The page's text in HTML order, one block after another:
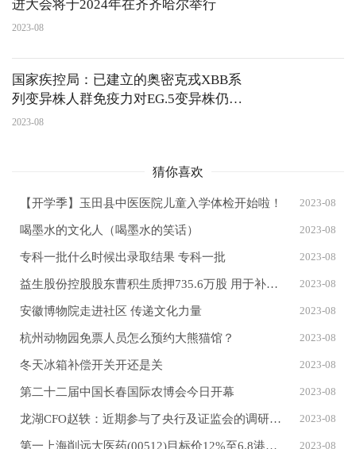
进大会将于2024年在齐齐哈尔举行
2023-08
国家疾控局：已建立的奥密克戎XBB系
列变异株人群免疫力对EG.5变异株仍具
有免疫保护作用
2023-08
猜你喜欢
【开学季】玉田县中医医院儿童入学体检开始啦！ 2023-08
喝墨水的文化人（喝墨水的笑话） 2023-08
专科一批什么时候出录取结果 专科一批 2023-08
益生股份控股股东曹积生质押735.6万股 用于补充公司流动资金 2023-08
安徽博物院走进社区 传递文化力量 2023-08
杭州动物园免票人员怎么预约大熊猫馆？ 2023-08
冬天冰箱补偿开关开还是关 2023-08
第二十二届中国长春国际农博会今日开幕 2023-08
龙湖CFO赵轶：近期参与了央行及证监会的调研，会上监管明确提出要支持优秀民企合理融资需求 2023-08
第一上海削远大医药(00512)目标价12%至6.8港元 维持买入评级 2023-08